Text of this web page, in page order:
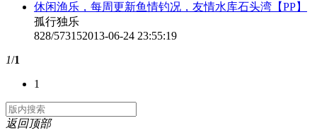
休闲渔乐，每周更新鱼情钓况，友情水库石头湾【PP】
孤行独乐
828/573152013-06-24 23:55:19
1/1
1
返回顶部